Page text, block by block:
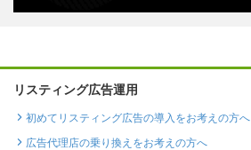
リスティング広告運用
初めてリスティング広告の導入をお考えの方へ
広告代理店の乗り換えをお考えの方へ